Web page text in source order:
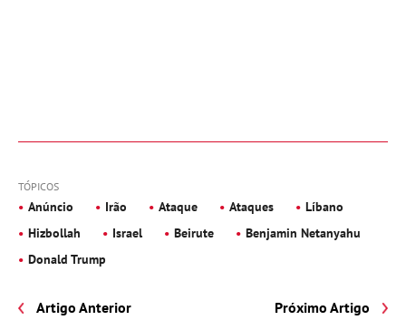
TÓPICOS
Anúncio Irão Ataque Ataques
Líbano
Hizbollah
Israel Beirute
Benjamin Netanyahu
Donald Trump
Artigo Anterior Próximo Artigo